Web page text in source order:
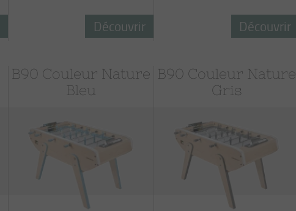
Découvrir Découvrir
B90 Couleur Nature
Bleu
B90 Couleur Nature
Gris